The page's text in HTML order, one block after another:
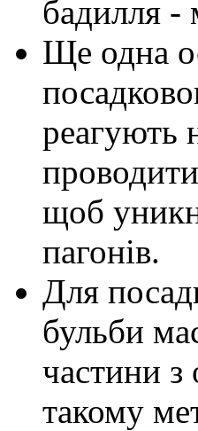
бадилля -
Ще одна
реагують
щоб
пагонів.
Для
бульби
частини
такому